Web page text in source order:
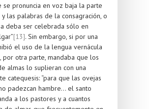
pronuncia en voz baja la parte
las palabras de la consagración, o
deba ser celebrada sólo en
[13]. Sin embargo, si por una
el uso de la lengua vernácula
por otra parte, mandaba que los
almas lo suplieran con una
catequesis: “para que las ovejas
padezcan hambre... el santo
a los pastores y a cuantos